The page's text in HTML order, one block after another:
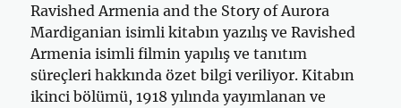
Ravished Armenia and the Story of Aurora
Mardiganian isimli kitabın yazılış ve Ravished
Armenia isimli filmin yapılış ve tanıtım
süreçleri hakkında özet bilgi veriliyor. Kitabın
ikinci bölümü, 1918 yılında yayımlanan ve